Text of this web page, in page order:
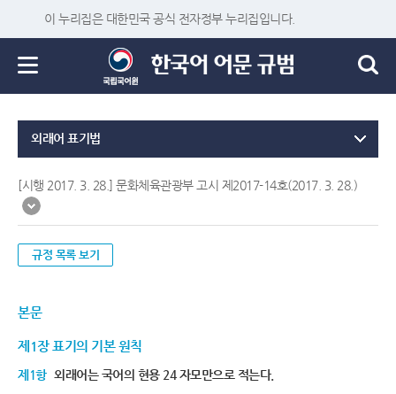
이 누리집은 대한민국 공식 전자정부 누리집입니다.
외래어 표기법
[시행 2017. 3. 28.] 문화체육관광부 고시 제2017-14호(2017. 3. 28.)
규정 목록 보기
본문
제1장 표기의 기본 원칙
제1항 외래어는 국어의 현용 24 자모만으로 적는다.